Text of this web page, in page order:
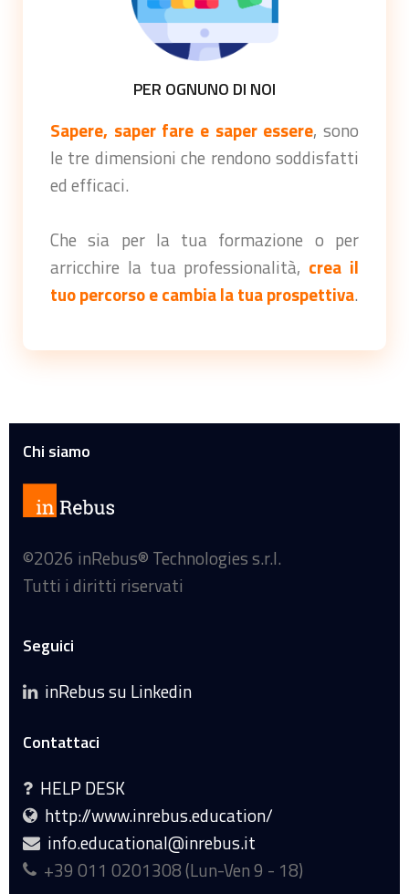
PER OGNUNO DI NOI
Sapere, saper fare e saper essere, sono
le tre dimensioni che rendono soddisfatti
ed efficaci.
Che sia per la tua formazione o per
arricchire la tua professionalità, crea il
tuo percorso e cambia la tua prospettiva.
Chi siamo
©2026 inRebus® Technologies s.r.l.
Tutti i diritti riservati
Seguici
inRebus su Linkedin
Contattaci
HELP DESK
http://www.inrebus.education/
info.educational@inrebus.it
+39 011 0201308 (Lun-Ven 9 - 18)